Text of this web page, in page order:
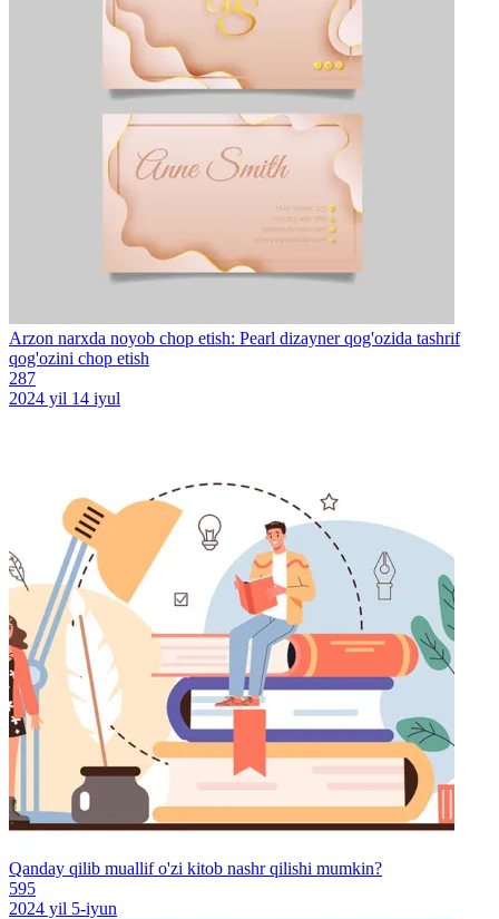
Arzon narxda noyob chop etish: Pearl dizayner qog'ozida tashrif
qog'ozini chop etish
287
2024 yil 14 iyul
Qanday qilib muallif o'zi kitob nashr qilishi mumkin?
595
2024 yil 5-iyun